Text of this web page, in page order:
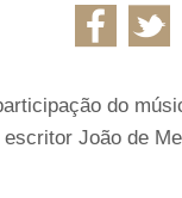
do
João de